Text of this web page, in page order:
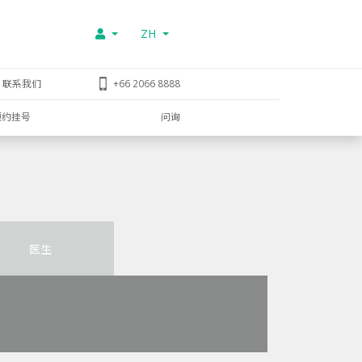
ZH
联系我们 +66 2066 8888
挂号 问询
医生